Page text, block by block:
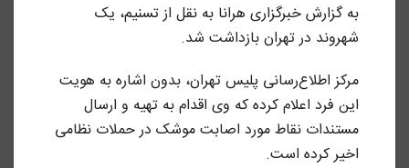
به گزارش خبرگزاری هرانا به نقل از تسنیم، یک
شهروند در تهران بازداشت شد.
مرکز اطلاع‌رسانی پلیس تهران، بدون اشاره به هویت
این فرد اعلام کرده که وی اقدام به تهیه و ارسال
مستندات نقاط مورد اصابت موشک در حملات نظامی
اخیر کرده است.